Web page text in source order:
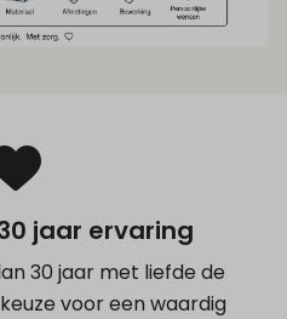
jaar ervaring
30 jaar met liefde de
voor een waardig